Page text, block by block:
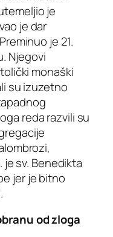
je
je dar
je 21.
Njegovi
monaški
su izuzetno
reda razvili su
sv. Benedikta
jer je bitno
od zloga